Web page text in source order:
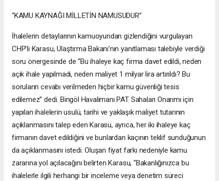
“KAMU KAYNAĞI MİLLETİN NAMUSUDUR”
İhalelerin detaylarının kamuoyundan gizlendiğini vurgulayan
CHP’li Karasu, Ulaştırma Bakanı’nın yanıtlaması talebiyle verdiği
soru önergesinde de “Bu ihaleye kaç firma davet edildi, neden
açık ihale yapılmadı, neden maliyet 1 milyar lira artırıldı? Bu
soruların cevabı verilmeden hiçbir kamu güvenliği tesis
edilemez” dedi. Bingöl Havalimanı PAT Sahaları Onarımı için
yapılan ihalelerin usulü, tarihi ve yaklaşık maliyet tutarının
açıklanmasını talep eden Karasu, ayrıca, her iki ihaleye kaç
firmanın davet edildiğini ve bunlardan kaçının teklif sunduğunun
da açıklanmasını istedi. Oluşan fiyat farkı nedeniyle kamu
zararına yol açılacağını belirten Karasu, “Bakanlığınızca bu
ihalelerle ilgili herhangi bir inceleme veya denetim süreci